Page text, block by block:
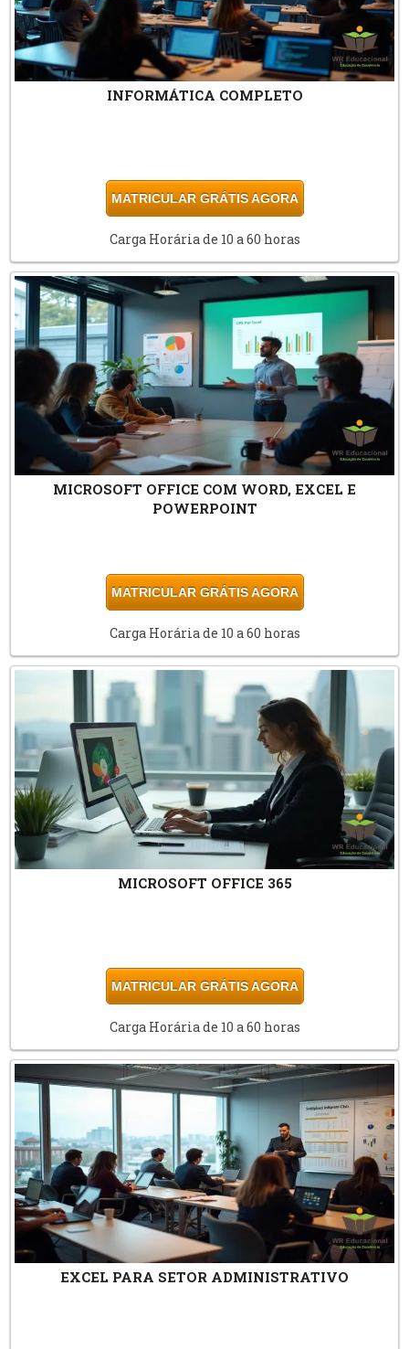
INFORMÁTICA COMPLETO
MATRICULAR GRÁTIS AGORA
Carga Horária de 10 a 60 horas
MICROSOFT OFFICE COM WORD, EXCEL E
POWERPOINT
MATRICULAR GRÁTIS AGORA
Carga Horária de 10 a 60 horas
MICROSOFT OFFICE 365
MATRICULAR GRÁTIS AGORA
Carga Horária de 10 a 60 horas
EXCEL PARA SETOR ADMINISTRATIVO